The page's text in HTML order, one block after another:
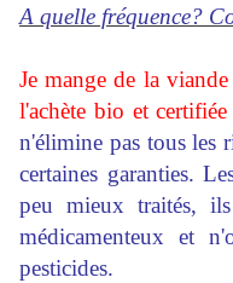
A quelle fréquence?
Je mange de la
l'achète bio et
n'élimine pas tous les
certaines garanties.
peu mieux traités,
médicamenteux et
pesticides.